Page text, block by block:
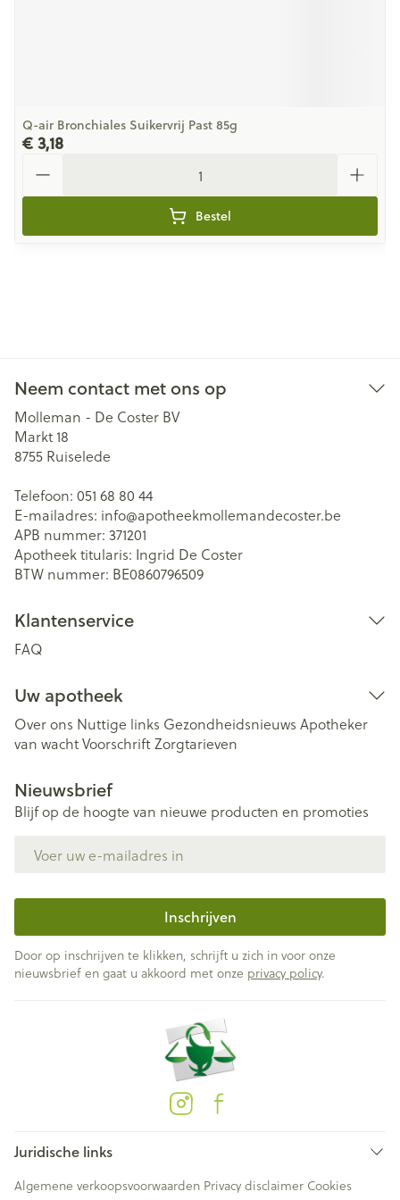
Q-air Bronchiales Suikervrij Past 85g
€ 3,18
Bestel
Neem contact met ons op
Molleman - De Coster BV
Markt 18
8755 Ruiselede
Telefoon: 051 68 80 44
E-mailadres: info@apotheekmollemandecoster.be
APB nummer: 371201
Apotheek titularis: Ingrid De Coster
BTW nummer: BE0860796509
Klantenservice
FAQ
Uw apotheek
Over ons Nuttige links Gezondheidsnieuws Apotheker
van wachtVoorschriftZorgtarieven
Nieuwsbrief
Blijf op de hoogte van nieuwe producten en promoties
Inschrijven
Door op inschrijven te klikken, schrijft u zich in voor onze
nieuwsbrief en gaat u akkoord met onze privacy policy.
Juridische links
Algemene verkoopsvoorwaarden Privacy disclaimer Cookies